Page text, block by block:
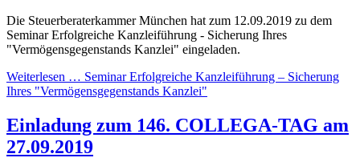
Die Steuerberaterkammer München hat zum 12.09.2019 zu dem
Seminar Erfolgreiche Kanzleiführung - Sicherung Ihres
"Vermögensgegenstands Kanzlei" eingeladen.
Weiterlesen … Seminar Erfolgreiche Kanzleiführung – Sicherung
Ihres "Vermögensgegenstands Kanzlei"
Einladung zum 146. COLLEGA-TAG am
27.09.2019